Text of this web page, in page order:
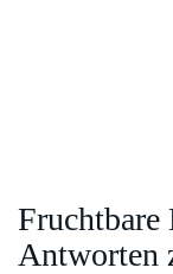
Fruchtbare
Antworten